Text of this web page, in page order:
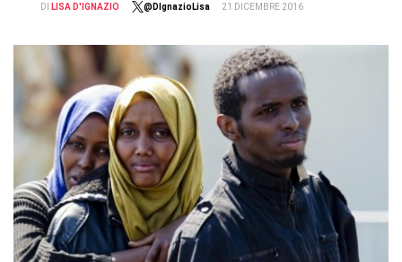
DI LISA D'IGNAZIO @DIgnazioLisa 21 DICEMBRE 2016